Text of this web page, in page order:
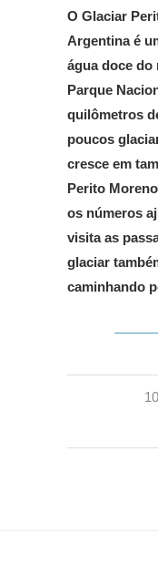
O Glaciar
Argentina é
água doce do
Parque
quilômetros
poucos
cresce em
Perito
os números
visita as
glaciar
caminhando